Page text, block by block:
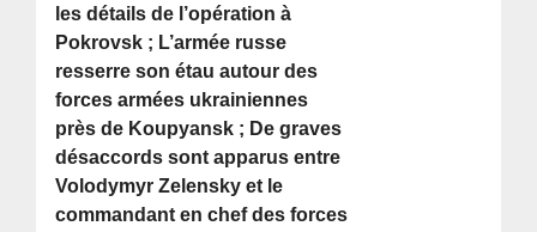
les détails de l’opération à
Pokrovsk ; L’armée russe
resserre son étau autour des
forces armées ukrainiennes
près de Koupyansk ; De graves
désaccords sont apparus entre
Volodymyr Zelensky et le
commandant en chef des forces